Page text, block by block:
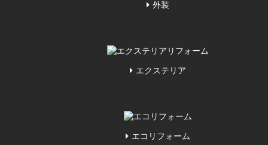
外装
エクステリア
エコリフォーム